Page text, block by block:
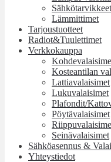
Sähkötarvikkeet
Lämmittimet
Tarjoustuotteet
Radiot&Tuulettimet
Verkkokauppa
Kosteantilan
Lattiavalaisimet
Lukuvalaisimet
Plafondit/
Pöytävalaisimet
Seinävalaisimet
Sähköasennus &
Yhteystiedot